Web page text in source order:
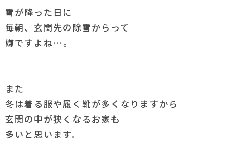
雪が降った日に
毎朝、玄関先の除雪からって
嫌ですよね…。
また
冬は着る服や履く靴が多くなりますから
玄関の中が狭くなるお家も
多いと思います。